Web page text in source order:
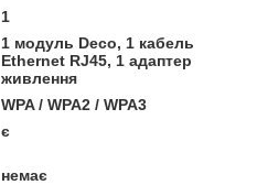
1
1 модуль Deco, 1 кабель
Ethernet RJ45, 1 адаптер
живлення
WPA / WPA2 / WPA3
є
немає